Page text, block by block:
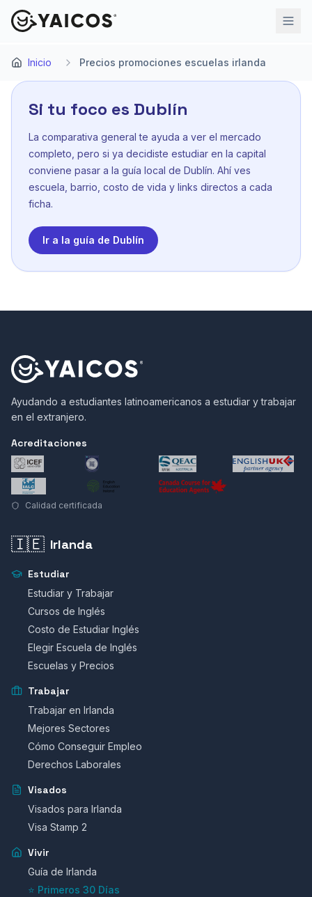
🇦🇷 Argentina🇨🇱 Chile 🇮🇪
Inicio Precios promociones escuelas irlanda
Si tu foco es Dublín
La comparativa general te ayuda a ver el mercado
completo, pero si ya decidiste estudiar en la capital
conviene pasar a la guía local de Dublín. Ahí ves
escuela, barrio, costo de vida y links directos a cada
ficha.
Ir a la guía de Dublín
Ayudando a estudiantes latinoamericanos a estudiar y trabajar
en el extranjero.
Acreditaciones
Calidad certificada
🇮🇪 Irlanda
Estudiar
Estudiar y Trabajar
Cursos de Inglés
Costo de Estudiar Inglés
Elegir Escuela de Inglés
Escuelas y Precios
Trabajar
Trabajar en Irlanda
Mejores Sectores
Cómo Conseguir Empleo
Derechos Laborales
Visados
Visados para Irlanda
Visa Stamp 2
Vivir
Guía de Irlanda
⭐ Primeros 30 Días